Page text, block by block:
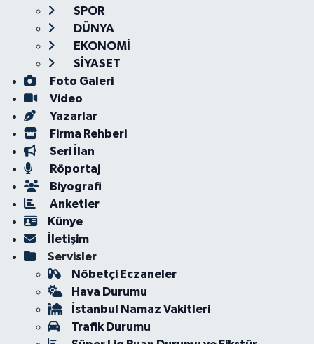
SPOR
DÜNYA
EKONOMİ
SİYASET
Foto Galeri
Video
Yazarlar
Firma Rehberi
Seri İlan
Röportaj
Biyografi
Anketler
Künye
İletişim
Servisler
Nöbetçi Eczaneler
Hava Durumu
İstanbul Namaz Vakitleri
Trafik Durumu